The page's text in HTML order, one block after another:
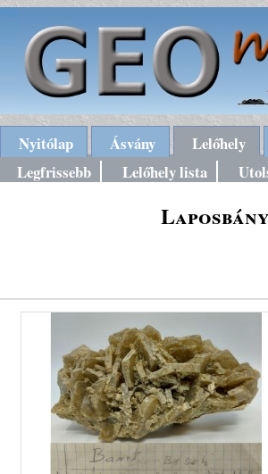
Nyitólap Ásvány Lelőhely
Legfrissebb
Lelőhely lista